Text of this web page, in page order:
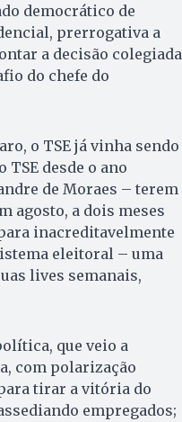
democrático de
prerrogativa a
a decisão colegiada
do chefe do
o TSE já vinha sendo
desde o ano
de Moraes – terem
agosto, a dois meses
inacreditavelmente
eleitoral – uma
lives semanais,
que veio a
com polarização
tirar a vitória do
empregados;